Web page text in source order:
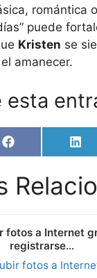
romántica
puede
Kristen se
amanecer.
esta
Share
on
F
a
e
b
k
on
L
i
k
e
n
fotos a Internet
registrarse…